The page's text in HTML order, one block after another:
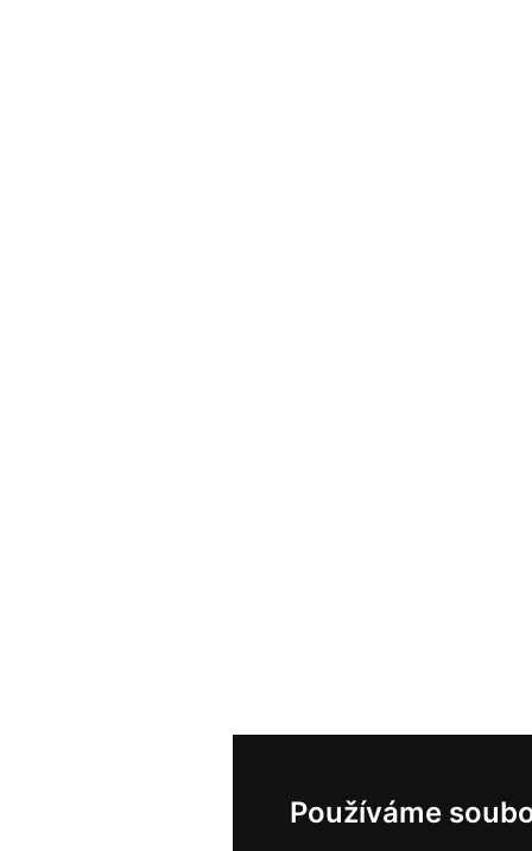
Používáme